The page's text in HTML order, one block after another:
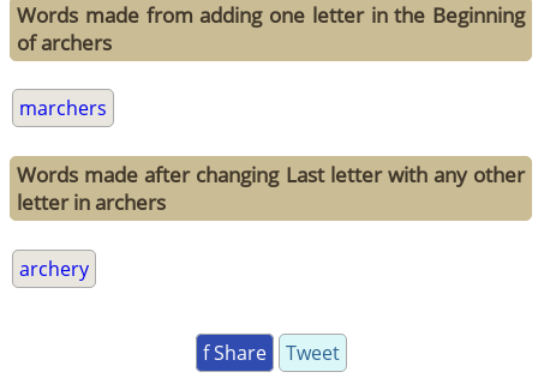
Words made from adding one letter in the Beginning
of archers
marchers
Words made after changing Last letter with any other
letter in archers
archery
f Share Tweet